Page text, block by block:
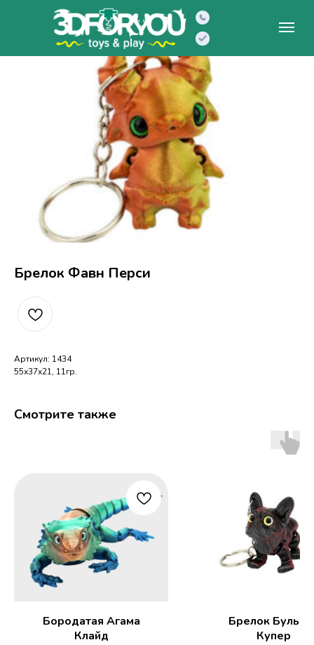
Брелок Фавн Перси
Артикул: 1434
55х37х21, 11гр.
Смотрите также
Бородатая Агама
Клайд
Брелок
Купер